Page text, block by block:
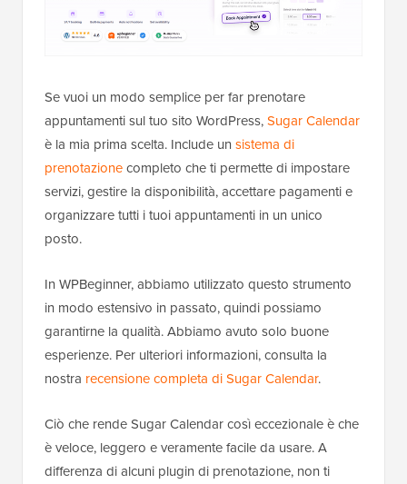
Se vuoi un modo semplice per far prenotare
appuntamenti sul tuo sito WordPress,Sugar Calendar
è la mia prima scelta. Include un sistema di
prenotazionecompleto che ti permette di impostare
servizi, gestire la disponibilità, accettare pagamenti e
organizzare tutti i tuoi appuntamenti in un unico
posto.
In WPBeginner, abbiamo utilizzato questo strumento
in modo estensivo in passato, quindi possiamo
garantirne la qualità. Abbiamo avuto solo buone
esperienze. Per ulteriori informazioni, consulta la
nostra recensione completa di Sugar Calendar.
Ciò che rende Sugar Calendar così eccezionale è che
è veloce, leggero e veramente facile da usare. A
differenza di alcuni plugin di prenotazione, non ti